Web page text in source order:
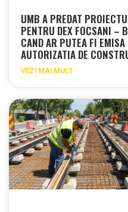
UMB A PREDAT
PENTRU DEX FOCSANI –
CAND AR PUTEA FI EMISA
AUTORIZATIA DE
VEZI MAI MULT